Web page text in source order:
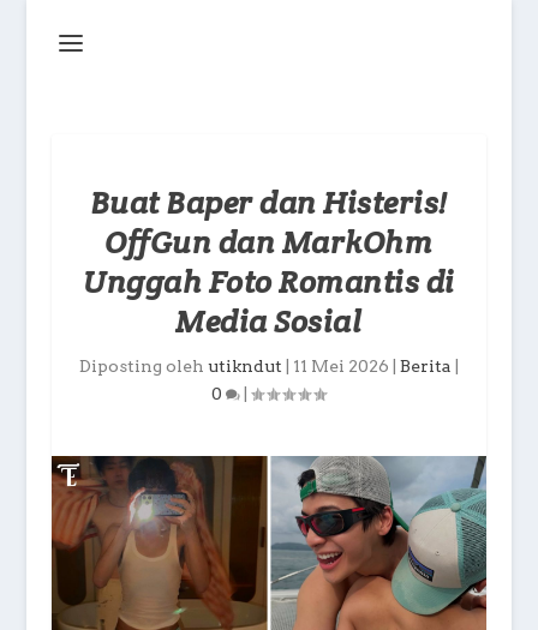
Buat Baper dan Histeris!
OffGun dan MarkOhm
Unggah Foto Romantis di
Media Sosial
Diposting oleh utikndut 11 Mei 2026 Berita
0
|